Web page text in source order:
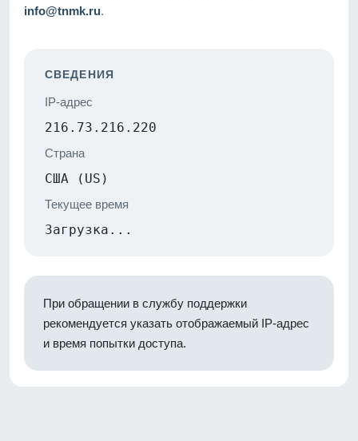
info@tnmk.ru.
СВЕДЕНИЯ
IP-адрес
216.73.216.220
Страна
США (US)
Текущее время
Загрузка...
При обращении в службу поддержки
рекомендуется указать отображаемый IP-адрес
и время попытки доступа.